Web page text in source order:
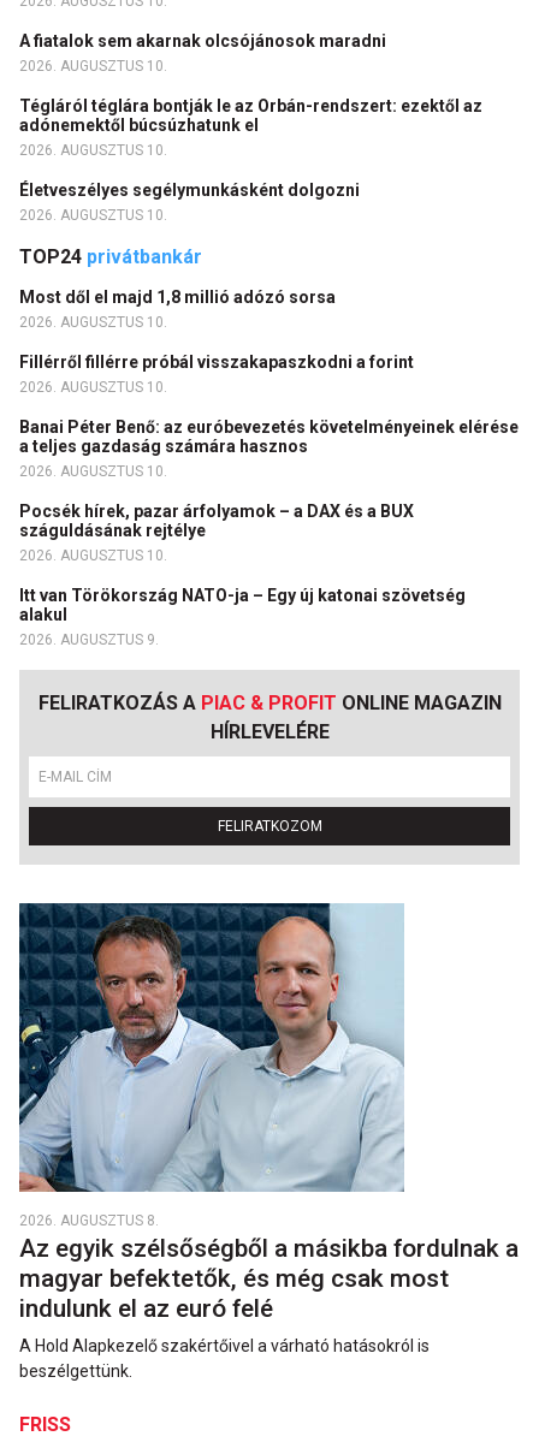
A fiatalok sem akarnak olcsójánosok maradni
2026. AUGUSZTUS 10.
Tégláról téglára bontják le az Orbán-rendszert: ezektől az
adónemektől búcsúzhatunk el
2026. AUGUSZTUS 10.
Életveszélyes segélymunkásként dolgozni
2026. AUGUSZTUS 10.
TOP24 privátbankár
Most dől el majd 1,8 millió adózó sorsa
2026. AUGUSZTUS 10.
Fillérről fillérre próbál visszakapaszkodni a forint
2026. AUGUSZTUS 10.
Banai Péter Benő: az euróbevezetés követelményeinek elérése
a teljes gazdaság számára hasznos
2026. AUGUSZTUS 10.
Pocsék hírek, pazar árfolyamok – a DAX és a BUX
száguldásának rejtélye
2026. AUGUSZTUS 10.
Itt van Törökország NATO-ja – Egy új katonai szövetség
alakul
2026. AUGUSZTUS 9.
FELIRATKOZÁS A PIAC & PROFIT ONLINE MAGAZIN
HÍRLEVELÉRE
FELIRATKOZOM
2026. AUGUSZTUS 8.
Az egyik szélsőségből a másikba fordulnak a
magyar befektetők, és még csak most
indulunk el az euró felé
A Hold Alapkezelő szakértőivel a várható hatásokról is
beszélgettünk.
FRISS